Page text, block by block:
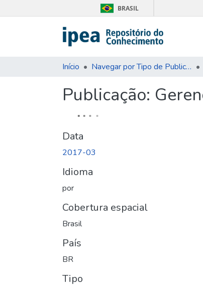
BRASIL
Início Navegar por Tipo de Publicação
Publicação:
Data
2017-03
Idioma
por
Cobertura espacial
Brasil
País
BR
Tipo